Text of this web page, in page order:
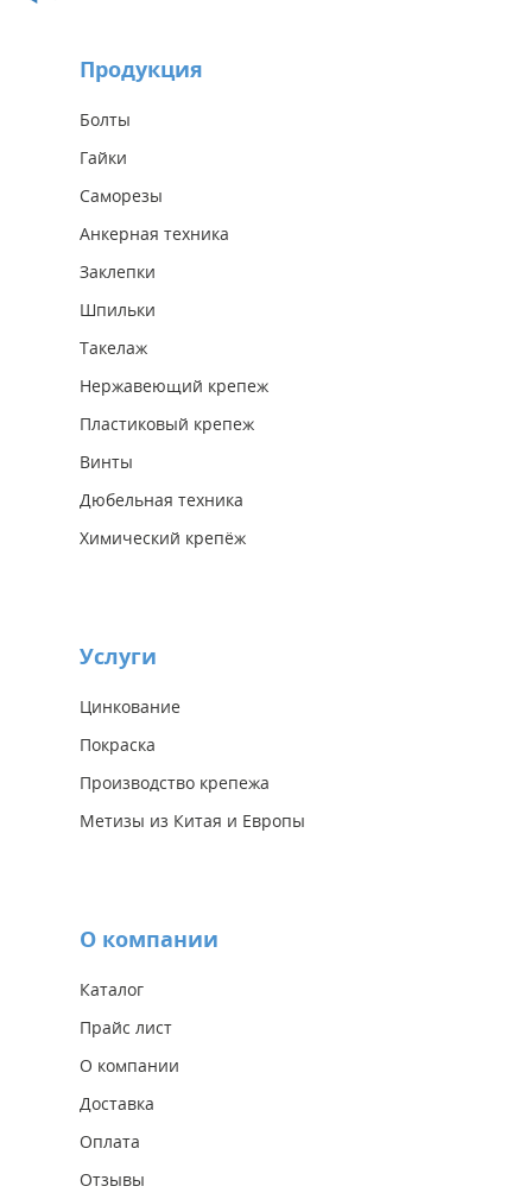
Продукция
Болты
Гайки
Саморезы
Анкерная техника
Заклепки
Шпильки
Такелаж
Нержавеющий крепеж
Пластиковый крепеж
Винты
Дюбельная техника
Химический крепёж
Услуги
Цинкование
Покраска
Производство крепежа
Метизы из Китая и Европы
О компании
Каталог
Прайс лист
О компании
Доставка
Оплата
Отзывы